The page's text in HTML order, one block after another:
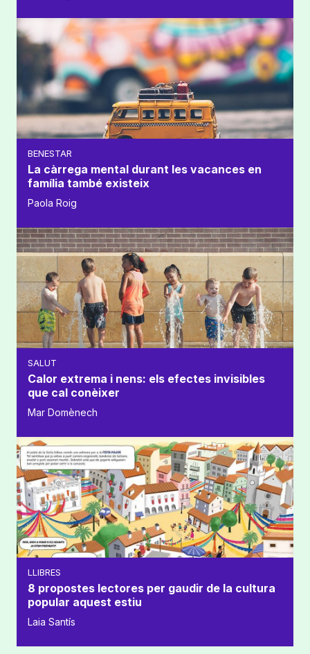
BENESTAR
La càrrega mental durant les vacances en
família també existeix
Paola Roig
SALUT
Calor extrema i nens: els efectes invisibles
que cal conèixer
Mar Domènech
LLIBRES
8 propostes lectores per gaudir de la cultura
popular aquest estiu
Laia Santís